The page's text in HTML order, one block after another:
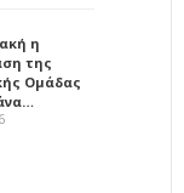
η
της
Ομάδας